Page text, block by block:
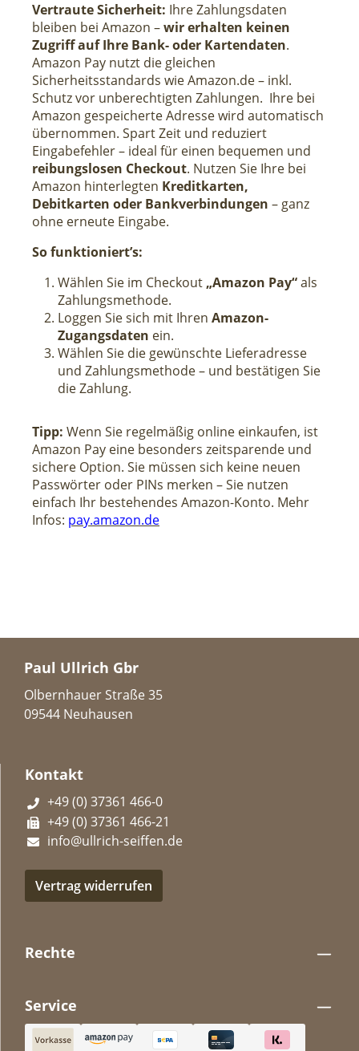
Vertraute Sicherheit: Ihre Zahlungsdaten
bleiben bei Amazon –wir erhalten keinen
Zugriff auf Ihre Bank- oder Kartendaten.
Amazon Pay nutzt die gleichen
Sicherheitsstandards wie Amazon.de – inkl.
Schutz vor unberechtigten Zahlungen. Ihre bei
Amazon gespeicherte Adresse wird automatisch
übernommen. Spart Zeit und reduziert
Eingabefehler – ideal für einen bequemen und
reibungslosen Checkout. Nutzen Sie Ihre bei
Amazon hinterlegten Kreditkarten,
Debitkarten oder Bankverbindungen – ganz
ohne erneute Eingabe.
So funktioniert’s:
Wählen Sie im Checkout „Amazon Pay“als
Zahlungsmethode.
Loggen Sie sich mit Ihren Amazon-
Zugangsdaten ein.
Wählen Sie die gewünschte Lieferadresse
und Zahlungsmethode – und bestätigen Sie
die Zahlung.
Tipp: Wenn Sie regelmäßig online einkaufen, ist
Amazon Pay eine besonders zeitsparende und
sichere Option. Sie müssen sich keine neuen
Passwörter oder PINs merken – Sie nutzen
einfach Ihr bestehendes Amazon-Konto. Mehr
Infos: pay.amazon.de
Paul Ullrich Gbr
Olbernhauer Straße 35
09544 Neuhausen
Kontakt
+49 (0) 37361 466-0
+49 (0) 37361 466-21
info@ullrich-seiffen.de
Vertrag widerrufen
Rechte
Service